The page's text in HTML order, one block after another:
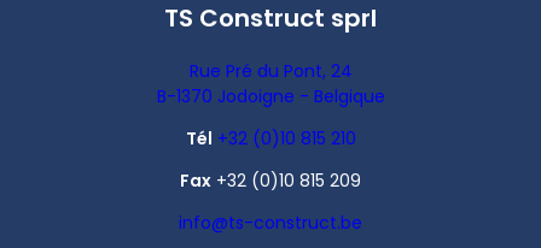
TS Construct sprl
Rue Pré du Pont, 24
B-1370 Jodoigne - Belgique
Tél +32 (0)10 815 210
Fax +32 (0)10 815 209
info@ts-construct.be